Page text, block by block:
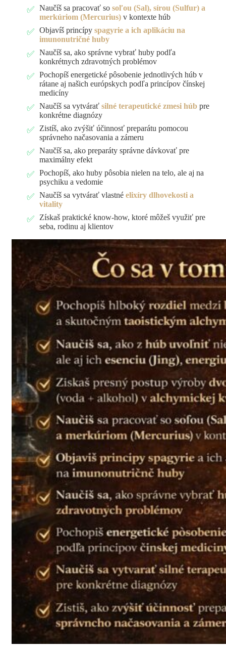
Naučíš sa pracovať so soľou (Sal), sírou (Sulfur) a
merkúriom (Mercurius) v kontexte húb
Objavíš princípy spagyrie a ich aplikáciu na
imunonutričné huby
Naučíš sa, ako správne vybrať huby podľa
konkrétnych zdravotných problémov
Pochopíš energetické pôsobenie jednotlivých húb v
rátane aj našich európskych podľa princípov čínskej
medicíny
Naučíš sa vytvárať silné terapeutické zmesi húb pre
konkrétne diagnózy
Zistíš, ako zvýšiť účinnosť preparátu pomocou
správneho načasovania a zámeru
Naučíš sa, ako preparáty správne dávkovať pre
maximálny efekt
Pochopíš, ako huby pôsobia nielen na telo, ale aj na
psychiku a vedomie
Naučíš sa vytvárať vlastné elixíry dlhovekosti a
vitality
Získaš praktické know-how, ktoré môžeš využiť pre
seba, rodinu aj klientov